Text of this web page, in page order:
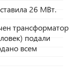
26 МВт.
трансформатор
подали
всем